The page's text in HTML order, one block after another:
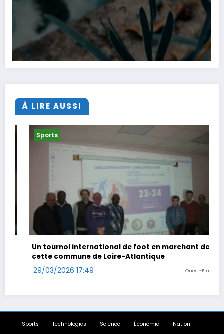
À LIRE AUSSI
foot en marchant dans
Ouest-France
Sports
Coup double pour Antonelli au
29/03/2026 14:47
À propos
Politique de confidentialité Mentions légales -Contact